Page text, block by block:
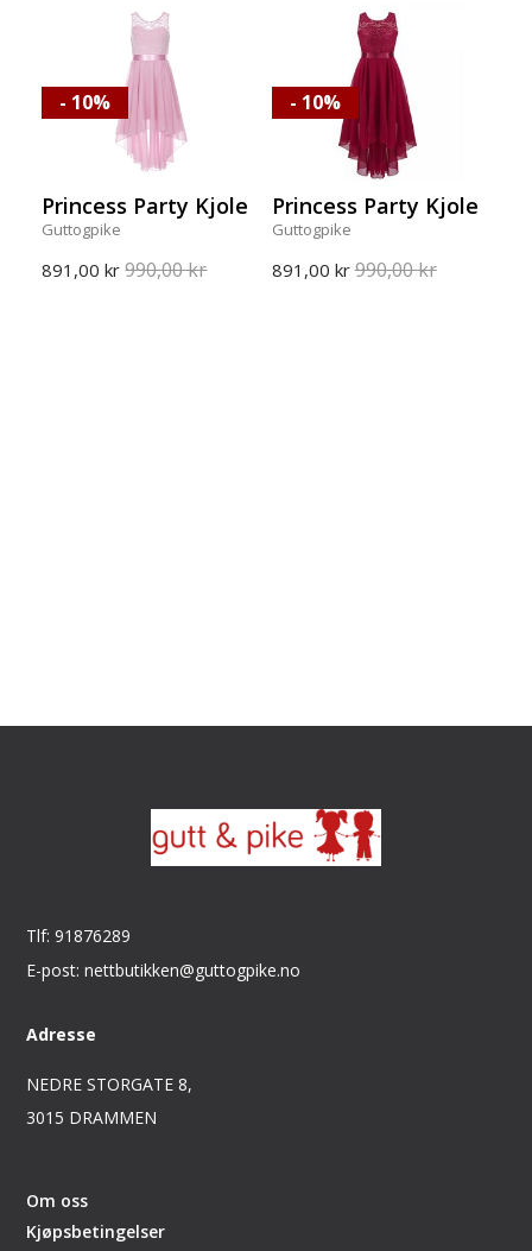
Princess Party Kjole
Guttogpike
891,00 kr 990,00 kr
- 10%
Princess Party Kjole
Guttogpike
891,00 kr 990,00 kr
- 10%
Tlf: 91876289
E-post: nettbutikken@guttogpike.no
Adresse
NEDRE STORGATE 8,
3015 DRAMMEN
Om oss
Kjøpsbetingelser